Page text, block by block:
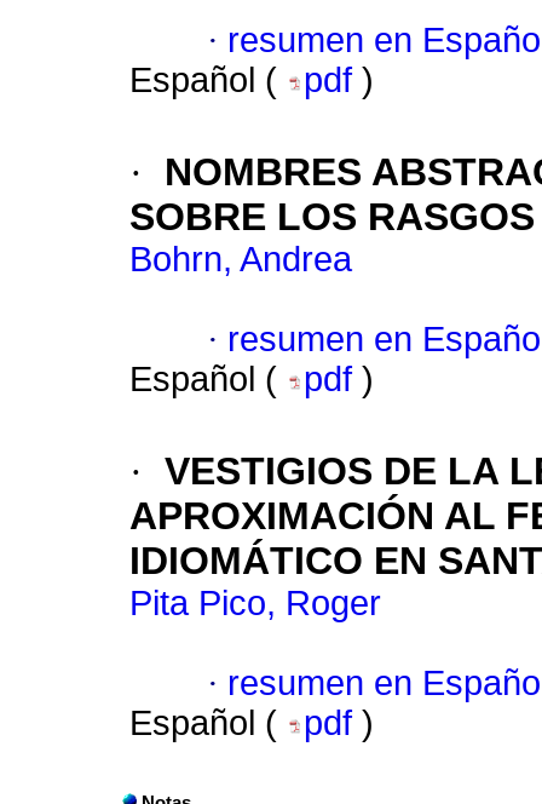
· resumen en
Español (
pdf )
·
NOMBRES
SOBRE LOS
Bohrn, Andrea
· resumen en
Español (
pdf )
· VESTIGIOS DE LA
APROXIMACIÓN AL
IDIOMÁTICO EN
Pita Pico, Roger
· resumen en
Español (
pdf )